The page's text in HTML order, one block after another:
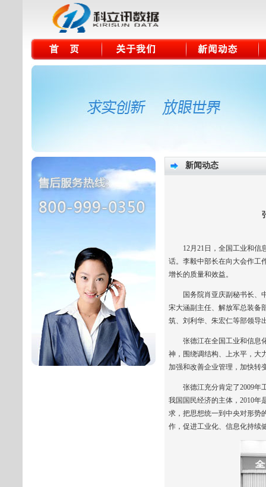
新闻动态
12月21日，全国工业和信息
话。李毅中部长在向大会作工
增长的质量和效益。
国务院肖亚庆副秘书长、中
宋大涵副主任、解放军总装备
筑、刘利华、朱宏仁等部领导
张德江在全国工业和信息化
神，围绕调结构、上水平，大
加强和改善企业管理，加快转
张德江充分肯定了2009年工
我国国民经济的主体，2010年
求，把思想统一到中央对形势
作，促进工业化、信息化持续